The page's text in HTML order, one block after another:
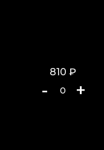
810 ₽
- 0 +